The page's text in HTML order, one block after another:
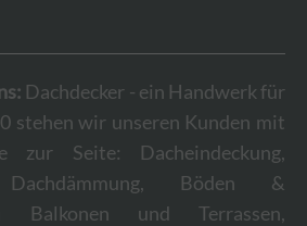
Dachdecker - ein Handwerk für
stehen wir unseren Kunden mit
zur Seite: Dacheindeckung,
Dachdämmung, Böden &
Balkonen und Terrassen,